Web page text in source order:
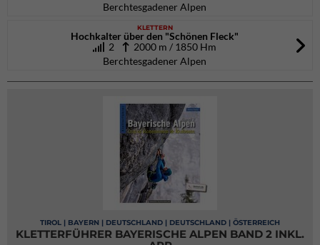
Berchtesgadener Alpen
KLETTERN
Hochkalter über den "Schönen Fleck"
2
2000 m / 1850 Hm
Berchtesgadener Alpen
TIROL | BAYERN | DEUTSCHLAND | DEUTSCHLAND | ÖSTERREICH
KLETTERFÜHRER BAYERISCHE ALPEN BAND 2 INKL.